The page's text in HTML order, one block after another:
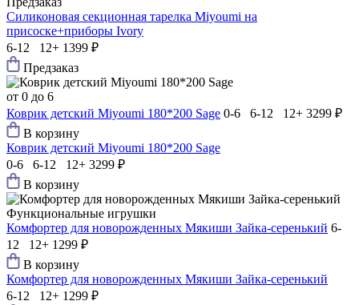
Силиконовая секционная тарелка Мiyoumi на
присоске+приборы Ivory
6-12 12+ 1399 ₽
Предзаказ
от 0 до 6
Коврик детский Мiyoumi 180*200 Sage 0-6 6-12 12+ 3299 ₽
В корзину
Коврик детский Мiyoumi 180*200 Sage
0-6 6-12 12+ 3299 ₽
В корзину
Функциональные игрушки
Комфортер для новорожденных Мякиши Зайка-серенький 6-
12 12+ 1299 ₽
В корзину
Комфортер для новорожденных Мякиши Зайка-серенький
6-12 12+ 1299 ₽